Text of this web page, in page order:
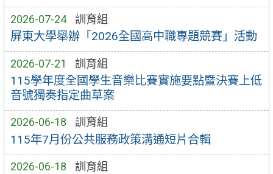
2026-07-24 訓育組
屏東大學舉辦「2026全國高中職專題競賽」活動
2026-07-21 訓育組
115學年度全國學生音樂比賽實施要點暨決賽上低
音號獨奏指定曲草案
2026-06-18 訓育組
115年7月份公共服務政策溝通短片合輯
2026-06-18 訓育組